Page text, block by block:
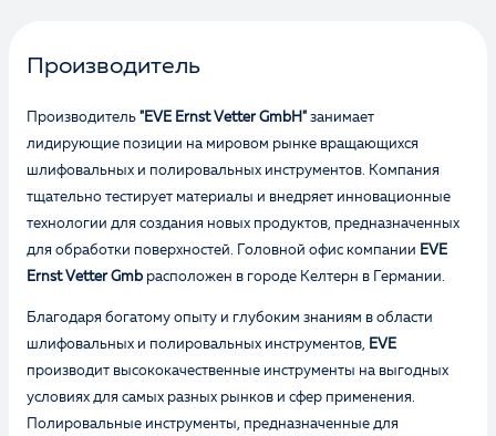
Производитель
Производитель "EVE Ernst Vetter GmbH" занимает
лидирующие позиции на мировом рынке вращающихся
шлифовальных и полировальных инструментов. Компания
тщательно тестирует материалы и внедряет инновационные
технологии для создания новых продуктов, предназначенных
для обработки поверхностей. Головной офис компании EVE
Ernst Vetter Gmb расположен в городе Келтерн в Германии.
Благодаря богатому опыту и глубоким знаниям в области
шлифовальных и полировальных инструментов, EVE
производит высококачественные инструменты на выгодных
условиях для самых разных рынков и сфер применения.
Полировальные инструменты, предназначенные для